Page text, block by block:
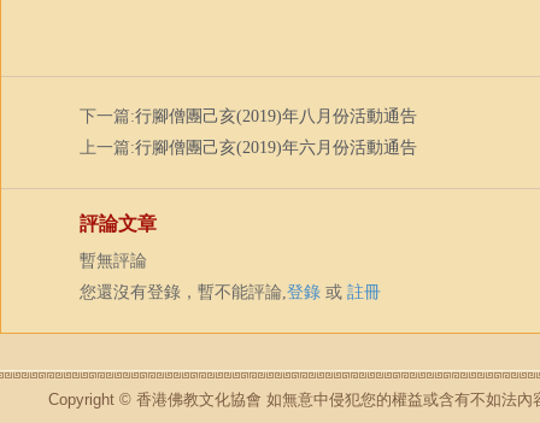
下一篇:行腳僧團己亥(2019)年八月份活動通告
上一篇:行腳僧團己亥(2019)年六月份活動通告
評論文章
暫無評論
您還沒有登錄，暫不能評論,登錄 或 註冊
Copyright © 香港佛教文化協會 如無意中侵犯您的權益或含有不如法內